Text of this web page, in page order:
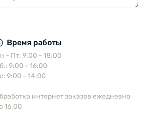
Время работы
- Пт: 9:00 - 18:00
9:00 - 16:00
9:00 - 14:00
интернет заказов ежедневно
16:00